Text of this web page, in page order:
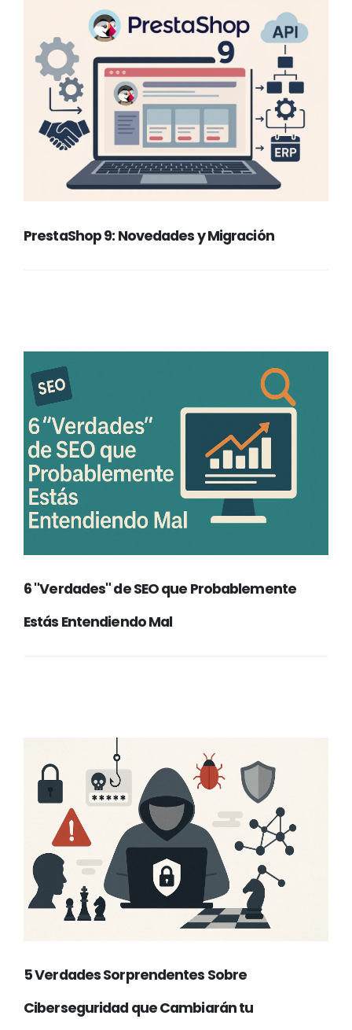
PrestaShop 9: Novedades y Migración
6 "Verdades" de SEO que Probablemente
Estás Entendiendo Mal
5 Verdades Sorprendentes Sobre
Ciberseguridad que Cambiarán tu